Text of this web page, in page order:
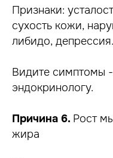
Признаки:
сухость кожи,
либидо, депрессия.
Видите симптомы
эндокринологу.
Причина 6. Рост
жира